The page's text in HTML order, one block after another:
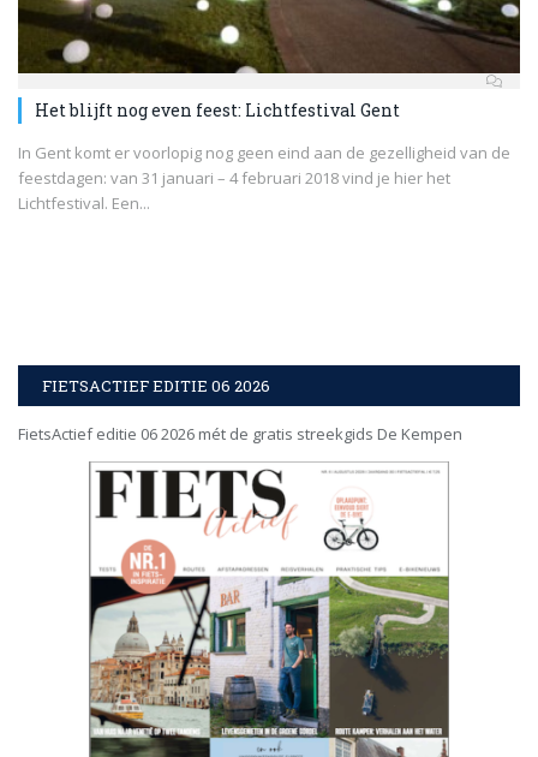
Het blijft nog even feest: Lichtfestival Gent
In Gent komt er voorlopig nog geen eind aan de gezelligheid van de
feestdagen: van 31 januari – 4 februari 2018 vind je hier het
Lichtfestival. Een...
FIETSACTIEF EDITIE 06 2026
FietsActief editie 06 2026 mét de gratis streekgids De Kempen